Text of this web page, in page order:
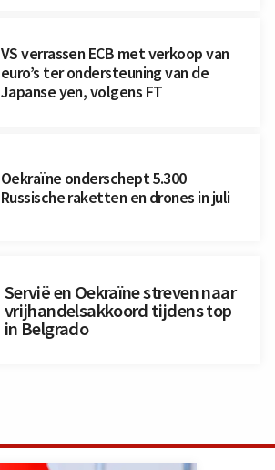
VS verrassen ECB met verkoop van
euro’s ter ondersteuning van de
Japanse yen, volgens FT
Oekraïne onderschept 5.300
Russische raketten en drones in juli
Servië en Oekraïne streven naar
vrijhandelsakkoord tijdens top
in Belgrado